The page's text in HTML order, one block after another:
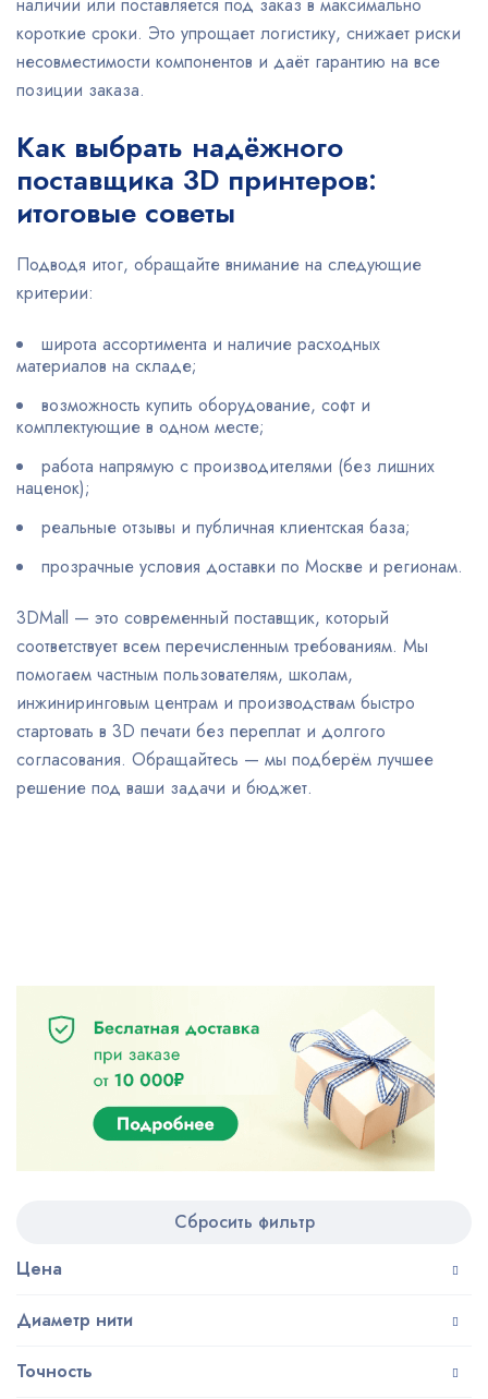
Сбросить фильтр
Цена
Диаметр нити
Точность
короткие сроки. Это упрощает логистику, снижает риски
несовместимости компонентов и даёт гарантию на все
позиции заказа.
Как выбрать надёжного
поставщика 3D принтеров:
итоговые советы
Подводя итог, обращайте внимание на следующие
критерии:
широта ассортимента и наличие расходных
материалов на складе;
возможность купить оборудование, софт и
комплектующие в одном месте;
работа напрямую с производителями (без лишних
наценок);
реальные отзывы и публичная клиентская база;
прозрачные условия доставки по Москве и регионам.
3DMall — это современный поставщик, который
соответствует всем перечисленным требованиям. Мы
помогаем частным пользователям, школам,
инжиниринговым центрам и производствам быстро
стартовать в 3D печати без переплат и долгого
согласования. Обращайтесь — мы подберём лучшее
решение под ваши задачи и бюджет.